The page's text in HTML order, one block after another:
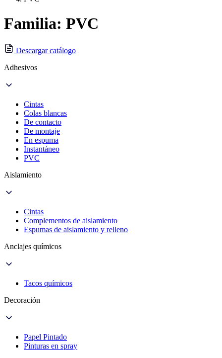
Familia: PVC
Descargar catálogo
Adhesivos
Cintas
Colas blancas
De contacto
De montaje
En espuma
Instantáneo
PVC
Aislamiento
Cintas
Complementos de aislamiento
Espumas de aislamiento y relleno
Anclajes químicos
Tacos químicos
Decoración
Papel Pintado
Pinturas en spray